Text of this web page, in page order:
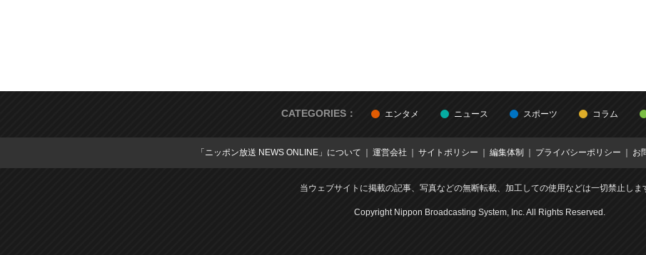
CATEGORIES： エンタメ ニュース スポーツ コラム
「ニッポン放送 NEWS ONLINE」について 運営会社 サイトポリシー 編集体制 プライバシーポリシー お
当ウェブサイトに掲載の記事、写真などの無断転載、加工しての使用などは一切禁止しま
Copyright Nippon Broadcasting System, Inc. All Rights Reserved.